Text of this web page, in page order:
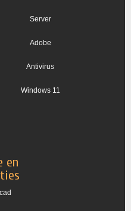
Server
Adobe
Antivirus
Windows 11
en